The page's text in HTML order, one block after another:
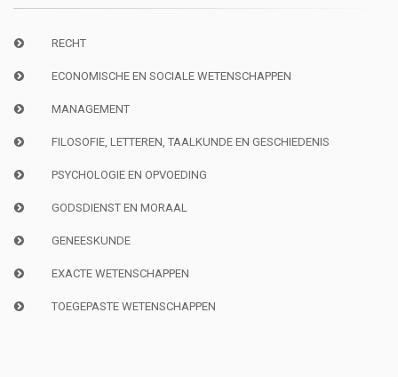
RECHT
ECONOMISCHE EN SOCIALE WETENSCHAPPEN
MANAGEMENT
FILOSOFIE, LETTEREN, TAALKUNDE EN GESCHIEDENIS
PSYCHOLOGIE EN OPVOEDING
GODSDIENST EN MORAAL
GENEESKUNDE
EXACTE WETENSCHAPPEN
TOEGEPASTE WETENSCHAPPEN